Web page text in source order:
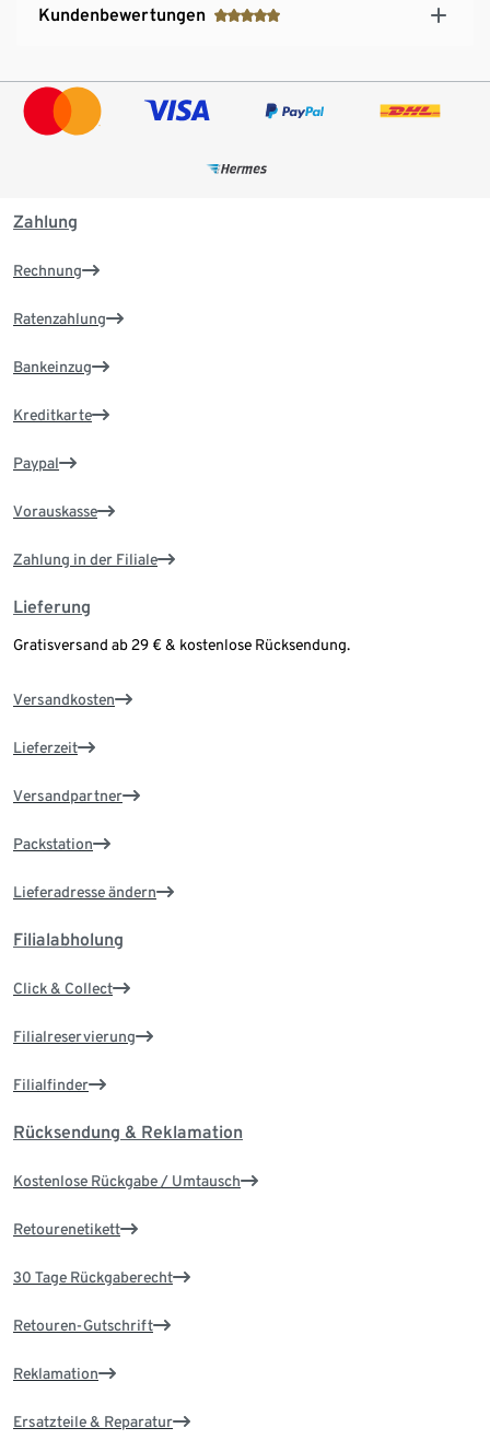
Kundenbewertungen
Zahlung
Rechnung
Ratenzahlung
Bankeinzug
Kreditkarte
Paypal
Vorauskasse
Zahlung in der Filiale
Lieferung
Gratisversand ab 29 € & kostenlose Rücksendung.
Versandkosten
Lieferzeit
Versandpartner
Packstation
Lieferadresse ändern
Filialabholung
Click & Collect
Filialreservierung
Filialfinder
Rücksendung & Reklamation
Kostenlose Rückgabe / Umtausch
Retourenetikett
30 Tage Rückgaberecht
Retouren-Gutschrift
Reklamation
Ersatzteile & Reparatur